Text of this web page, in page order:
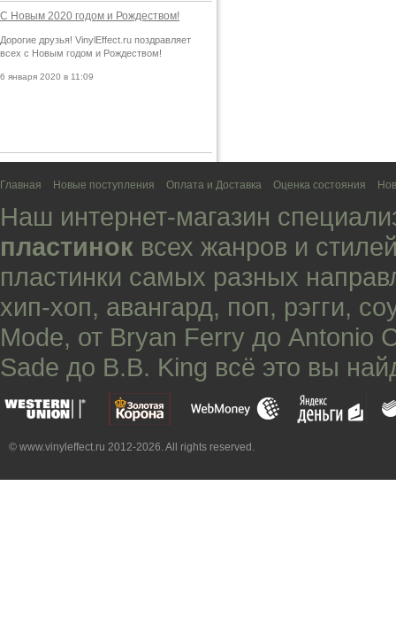
С Новым 2020 годом и Рождеством!
Дорогие друзья! VinylEffect.ru поздравляет
всех с Новым годом и Рождеством!
6 января 2020 в 11:09
Главная Новые поступления Оплата и Доставка Оценка состояния
Наш интернет-магазин
пластинок всех жанров и
пластинки самых разных
хип-хоп, авангард, поп, рэгги,
Mode, от Bryan Ferry до Antonio
Sade до B.B. King всё это вы
© www.vinyleffect.ru 2012-2026. All rights reserved.